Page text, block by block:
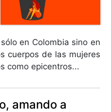
en Colombia sino en
cuerpos de las mujeres
como epicentros...
amando a